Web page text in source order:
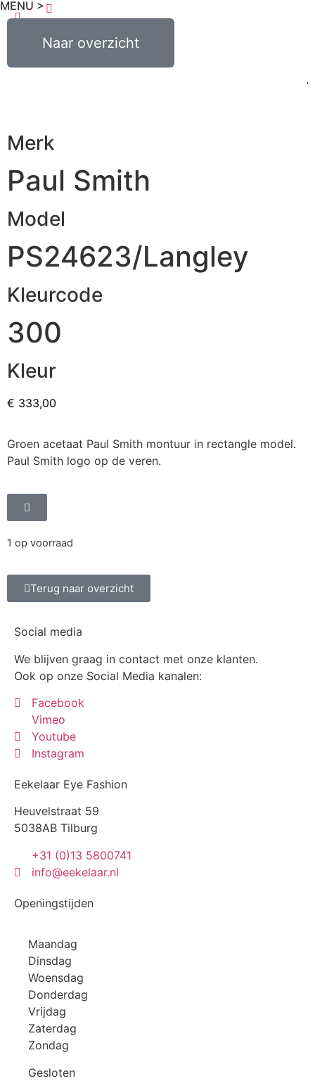
MENU >
Naar overzicht
0,00 0
Merk
Paul Smith
Model
PS24623/Langley
Kleurcode
300
Kleur
€ 333,00
Groen acetaat Paul Smith montuur in rectangle model.
Paul Smith logo op de veren.
1 op voorraad
Terug naar overzicht
Social media
We blijven graag in contact met onze klanten.
Ook op onze Social Media kanalen:
Facebook
Vimeo
Youtube
Instagram
Eekelaar Eye Fashion
Heuvelstraat 59
5038AB Tilburg
+31 (0)13 5800741
info@eekelaar.nl
Openingstijden
Maandag
Dinsdag
Woensdag
Donderdag
Vrijdag
Zaterdag
Zondag
Gesloten